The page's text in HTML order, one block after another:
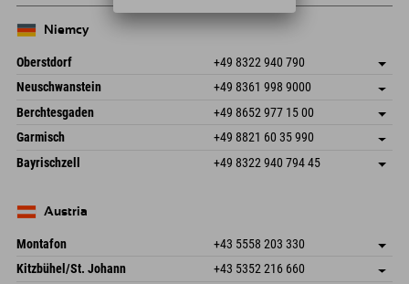
Niemcy
Oberstdorf +49 8322 940 790
An der Breitach 3
Niemcy
Zapisz adres
Książka
Neuschwanstein +49 8361 998 9000
An der Riese 45
87484 Nesselwang im Allgäu
Niemcy
Zapisz adres
Informacje o przyjeździe
Książka
Berchtesgaden +49 8652 977 15 00
Hofreitstr. 7
Niemcy
Zapisz adres
Książka
Garmisch +49 8821 60 35 990
Frickenstraße 22
82490 Farchant
Zapisz adres
Informacje o przyjeździe
Bayrischzell +49 8322 940 794 45
NiemcyAustria
Montafon +43 5558 203 330
Dorfstr. 127b
6793 Gaschurn/Montafon
Zapisz adres
Kitzbühel/St. Johann +43 5352 216 660